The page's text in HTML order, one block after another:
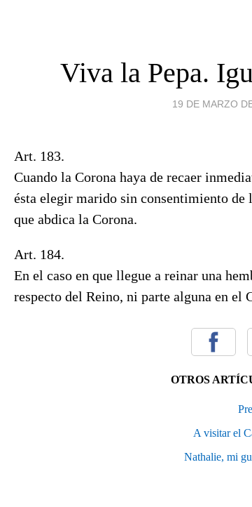
Viva la Pepa.
19 DE MARZO
Art. 183.
Cuando la Corona haya de recaer
ésta elegir marido sin consentimiento
que abdica la Corona.
Art. 184.
En el caso en que llegue a reinar una
respecto del Reino, ni parte alguna en el
OTROS
A visitar el
Nathalie, mi